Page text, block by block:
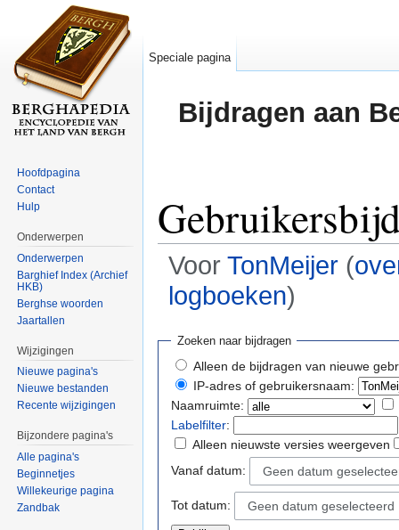
Bijdragen aan
Voor TonMeijer(
logboeken)
Zoeken naar bijdragen
Alleen de bijdragen van nieuwe
IP-adres of gebruikersnaam:
Naamruimte:
Labelfilter:
Alleen nieuwste versies weergeven
Vanaf datum:
Geen datum
Tot datum: Geen datum geselecteerd
Speciale pagina
Hoofdpagina
Contact
Hulp
Onderwerpen
Onderwerpen
Barghief Index (Archief
HKB)
Berghse woorden
Jaartallen
Wijzigingen
Nieuwe pagina's
Nieuwe bestanden
Recente wijzigingen
Bijzondere pagina's
Alle pagina's
Beginnetjes
Willekeurige pagina
Zandbak